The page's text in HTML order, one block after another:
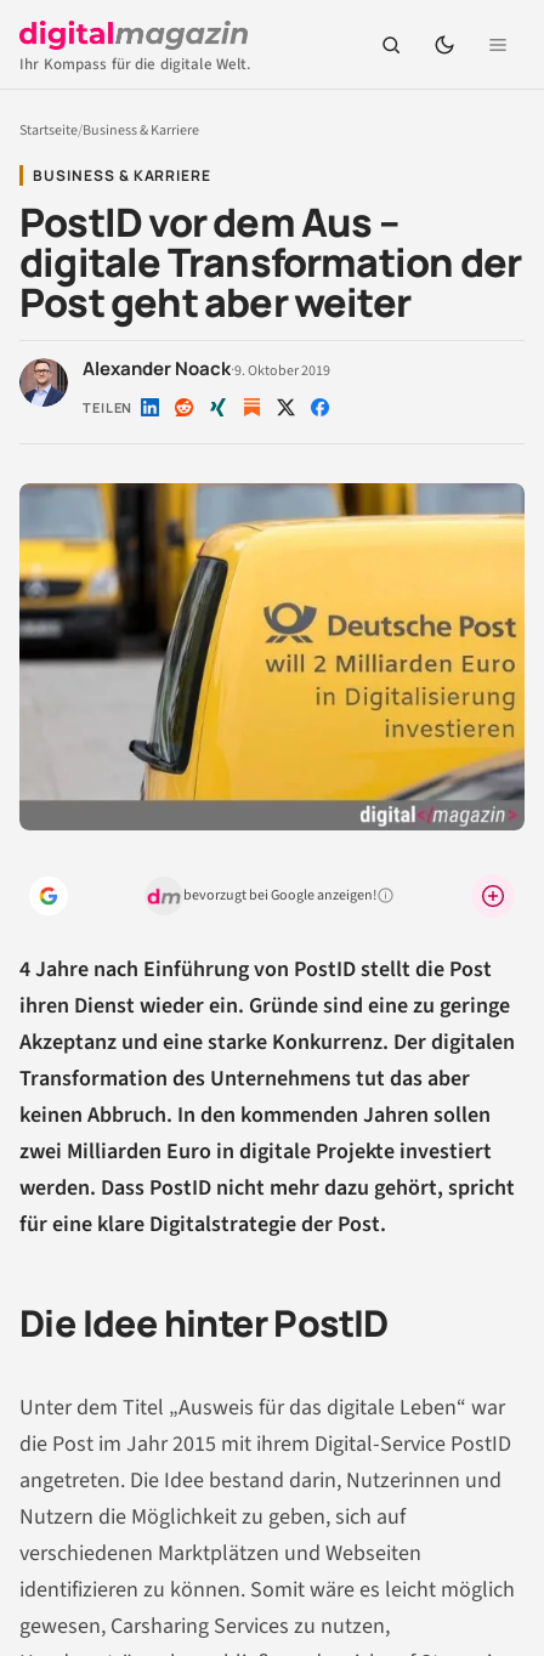
Ihr Kompass für die digitale Welt.
Startseite/Business & Karriere
BUSINESS & KARRIERE
PostID vor dem Aus –
digitale Transformation der
Post geht aber weiter
Alexander Noack·9. Oktober 2019
TEILEN Auf Auf Auf Auf Auf
bevorzugt bei Google anzeigen!Warum lohnt sich das?
4 Jahre nach Einführung von PostID stellt die Post
ihren Dienst wieder ein. Gründe sind eine zu geringe
Akzeptanz und eine starke Konkurrenz. Der digitalen
Transformation des Unternehmens tut das aber
keinen Abbruch. In den kommenden Jahren sollen
zwei Milliarden Euro in digitale Projekte investiert
werden. Dass PostID nicht mehr dazu gehört, spricht
für eine klare Digitalstrategie der Post.
Die Idee hinter PostID
Unter dem Titel „Ausweis für das digitale Leben“ war
die Post im Jahr 2015 mit ihrem Digital-Service PostID
angetreten. Die Idee bestand darin, Nutzerinnen und
Nutzern die Möglichkeit zu geben, sich auf
verschiedenen Marktplätzen und Webseiten
identifizieren zu können. Somit wäre es leicht möglich
gewesen, Carsharing Services zu nutzen,